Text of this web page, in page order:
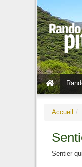
Accueil
Sentier